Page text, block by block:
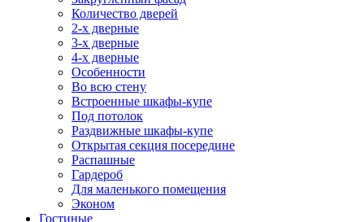
Количество дверей
2-х дверные
3-х дверные
4-х дверные
Особенности
Во всю стену
Встроенные шкафы-купе
Под потолок
Раздвижные шкафы-купе
Открытая секция посередине
Распашные
Гардероб
Для маленького помещения
Эконом
Гостиные